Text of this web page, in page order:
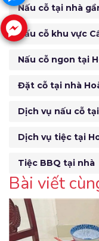
Nấu cỗ tại nhà
Nấu cỗ khu vực
Nấu cỗ ngon tại
Đặt cỗ tại nhà
Dịch vụ nấu cỗ
Dịch vụ tiệc tại
Tiệc BBQ tại nhà
Bài viết